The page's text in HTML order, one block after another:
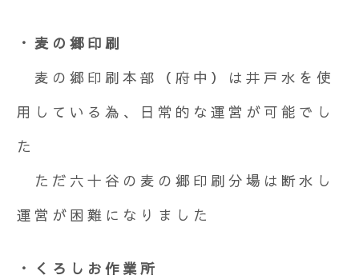
・麦の郷印刷
麦の郷印刷本部（府中）は井戸水を使
用している為、日常的な運営が可能でし
た
ただ六十谷の麦の郷印刷分場は断水し
運営が困難になりました
・くろしお作業所